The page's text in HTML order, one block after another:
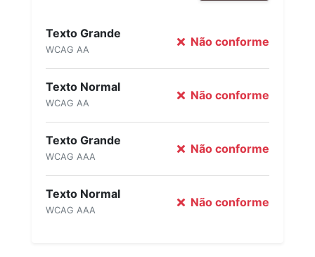
Texto Grande
WCAG AA
Não conforme
Texto Normal
WCAG AA
Não conforme
Texto Grande
WCAG AAA
Não conforme
Texto Normal
WCAG AAA
Não conforme